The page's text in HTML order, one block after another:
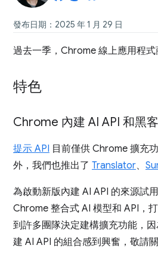
發布日期：2025 年 1 月 29 日
過去一季，Chrome 線上應用程
特色
Chrome 內建 AI API 和黑
提示 API 目前僅供 Chrome 擴充
外，我們也推出了 Translator、
為啟動新版內建 AI API 的來源試
Chrome 整合式 AI 模型和 API，
到許多團隊決定建構擴充功能，
建 AI API 的組合感到興奮，敬請